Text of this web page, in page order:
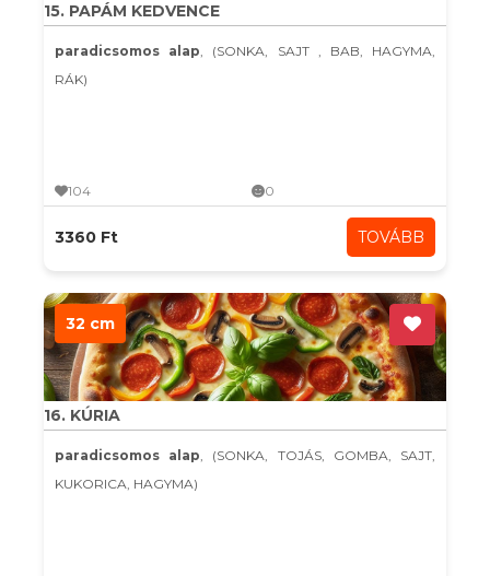
15. PAPÁM KEDVENCE
paradicsomos alap, (SONKA, SAJT , BAB, HAGYMA,
RÁK)
104 0
3360 Ft TOVÁBB
32 cm
16. KÚRIA
paradicsomos alap, (SONKA, TOJÁS, GOMBA, SAJT,
KUKORICA, HAGYMA)